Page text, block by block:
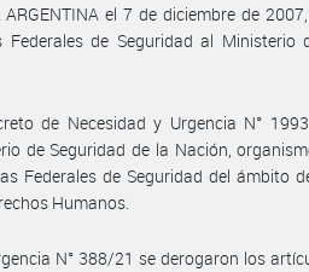
ARGENTINA el 7 de diciembre de
de Seguridad al Ministerio
de Necesidad y Urgencia N°
de Seguridad de la Nación,
Federales de Seguridad del ámbito
Humanos.
N° 388/21 se derogaron los